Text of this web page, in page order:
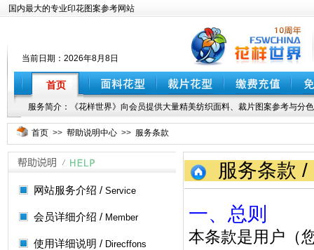
国内最大的专业印花图案参考网站
首页
当前日期： 2026年8月8日
服务简介：《花样世界》向会员提供大量精美纺织面料、裁片图案参考与分
首页 >> 帮助说明中心 >> 服务条款
网站服务介绍 / Service
会员详细介绍 / Member
使用详细说明 / Direcffons
服务条款 /
一、总则
本条款是用户（